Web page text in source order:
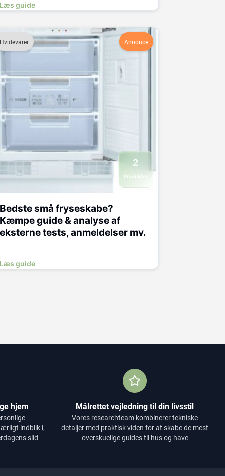
Læs guide
Hvidevarer Annonce
2
Produkter
Bedste små fryseskabe?
Kæmpe guide & analyse af
eksterne tests, anmeldelser mv.
Læs guide
hjem
indblik i,
slid
Målrettet vejledning til din livsstil
Vores researchteam kombinerer tekniske
detaljer med praktisk viden for at skabe de mest
overskuelige guides til hus og have